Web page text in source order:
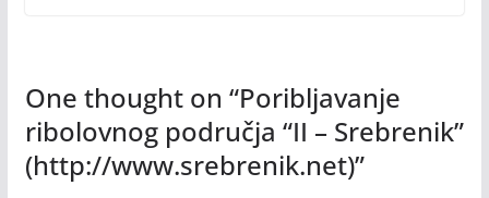
One thought on “Poribljavanje
ribolovnog područja “II – Srebrenik”
(http://www.srebrenik.net)”